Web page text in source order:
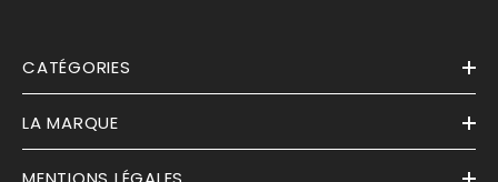
CATÉGORIES
LA MARQUE